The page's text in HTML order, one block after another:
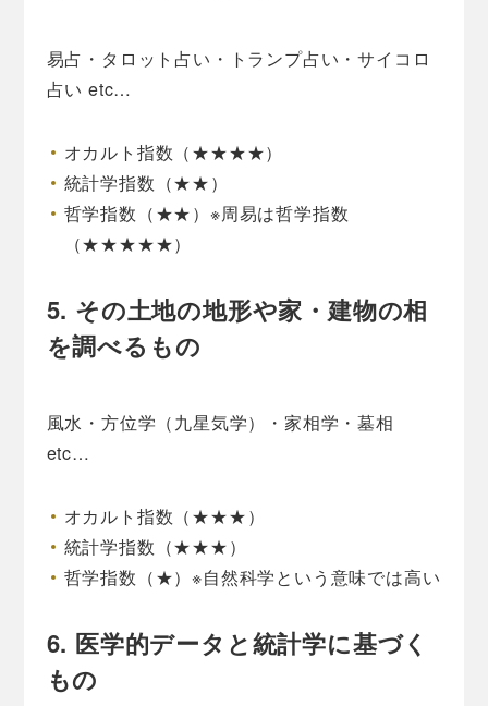
易占・タロット占い・トランプ占い・サイコロ
占い etc…
オカルト指数（★★★★）
統計学指数（★★）
哲学指数（★★）※周易は哲学指数
（★★★★★）
5. その土地の地形や家・建物の相
を調べるもの
風水・方位学（九星気学）・家相学・墓相
etc…
オカルト指数（★★★）
統計学指数（★★★）
哲学指数（★）※自然科学という意味では高い
6. 医学的データと統計学に基づく
もの